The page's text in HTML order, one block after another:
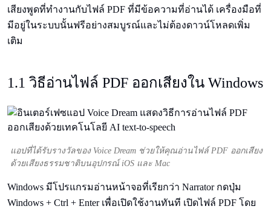
เสียงพูดที่ทำงานกับไฟล์ PDF ที่มีข้อความที่อ่านได้ เครื่องมือที่
มีอยู่ในระบบนั้นฟรีอย่างสมบูรณ์และไม่ต้องดาวน์โหลดเพิ่ม
เติม
1.1 วิธีอ่านไฟล์ PDF ออกเสียงใน Windows
แอปที่ได้รับรางวัลของ Voice Dream ช่วยให้คุณอ่านไฟล์ PDF ออกเสียง
ด้วยเสียงธรรมชาติบนอุปกรณ์ iOS และ Mac
Windows มีโปรแกรมอ่านหน้าจอที่เรียกว่า Narrator กดปุ่ม
Windows + Ctrl + Enter เพื่อเปิดใช้งานทันที เปิดไฟล์ PDF โดย